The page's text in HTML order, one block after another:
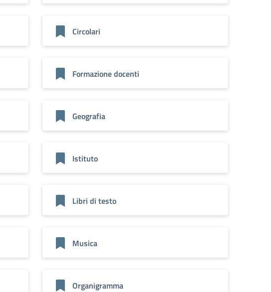
Circolari
Formazione docenti
Geografia
Istituto
Libri di testo
Musica
Organigramma